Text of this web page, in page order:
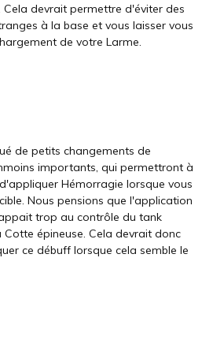
devrait permettre d'éviter des
à la base et vous laisser vous
de votre Larme.
de petits changements de
importants, qui permettront à
Hémorragie lorsque vous
Nous pensions que l'application
trop au contrôle du tank
épineuse. Cela devrait donc
ce débuff lorsque cela semble le